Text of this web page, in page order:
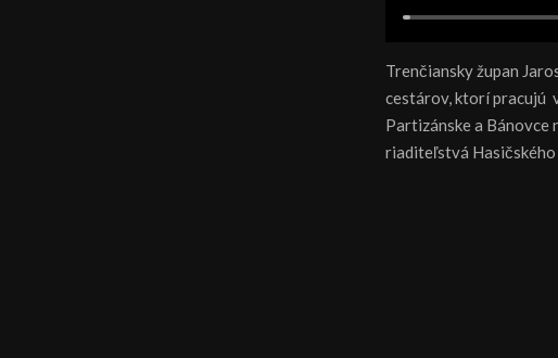
Trenčiansky župan
cestárov, ktorí pracujú
Partizánske a Bánovce
riaditeľstvá Hasičského